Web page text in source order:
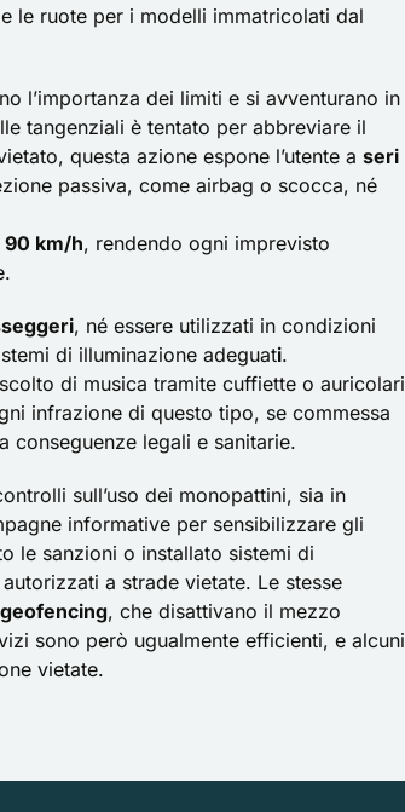
le ruote per i modelli immatricolati dal
l’importanza dei limiti e si avventurano in
tangenziali è tentato per abbreviare il
questa azione espone l’utente a seri
passiva, come airbag o scocca, né
90 km/h, rendendo ogni imprevisto
, né essere utilizzati in condizioni
di illuminazione adeguati.
di musica tramite cuffiette o auricolari
infrazione di questo tipo, se commessa
conseguenze legali e sanitarie.
sull’uso dei monopattini, sia in
informative per sensibilizzare gli
le sanzioni o installato sistemi di
a strade vietate. Le stesse
geofencing, che disattivano il mezzo
sono però ugualmente efficienti, e alcuni
vietate.